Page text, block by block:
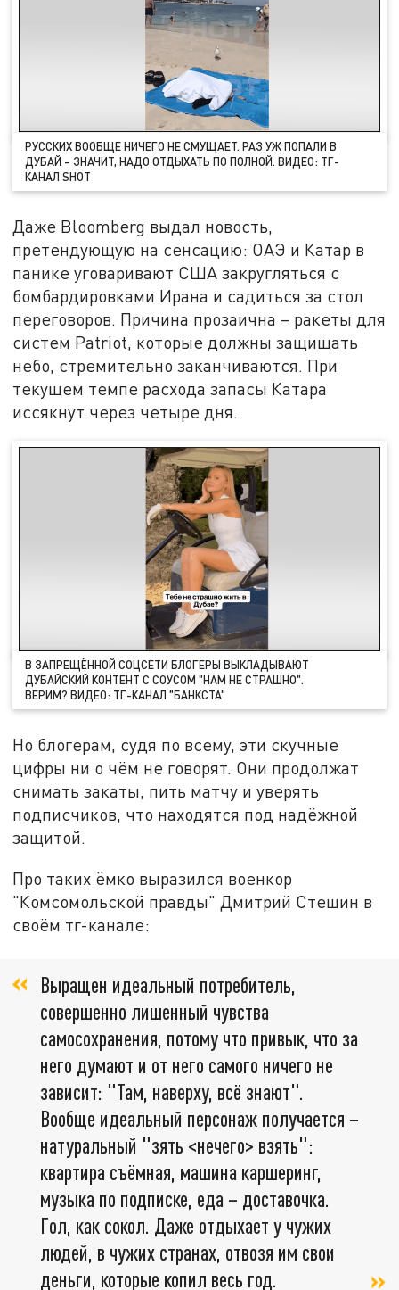
РУССКИХ ВООБЩЕ НИЧЕГО НЕ СМУЩАЕТ. РАЗ УЖ ПОПАЛИ В
ДУБАЙ – ЗНАЧИТ, НАДО ОТДЫХАТЬ ПО ПОЛНОЙ. ВИДЕО: ТГ-
КАНАЛ SHOT
Даже Bloomberg выдал новость,
претендующую на сенсацию: ОАЭ и Катар в
панике уговаривают США закругляться с
бомбардировками Ирана и садиться за стол
переговоров. Причина прозаична – ракеты для
систем Patriot, которые должны защищать
небо, стремительно заканчиваются. При
текущем темпе расхода запасы Катара
иссякнут через четыре дня.
В ЗАПРЕЩЁННОЙ СОЦСЕТИ БЛОГЕРЫ ВЫКЛАДЫВАЮТ
ДУБАЙСКИЙ КОНТЕНТ С СОУСОМ "НАМ НЕ СТРАШНО".
ВЕРИМ? ВИДЕО: ТГ-КАНАЛ "БАНКСТА"
Но блогерам, судя по всему, эти скучные
цифры ни о чём не говорят. Они продолжат
снимать закаты, пить матчу и уверять
подписчиков, что находятся под надёжной
защитой.
Про таких ёмко выразился военкор
"Комсомольской правды" Дмитрий Стешин в
своём тг-канале:
Выращен идеальный потребитель,
совершенно лишенный чувства
самосохранения, потому что привык, что за
него думают и от него самого ничего не
зависит: "Там, наверху, всё знают".
Вообще идеальный персонаж получается –
натуральный "зять <нечего> взять":
квартира съёмная, машина каршеринг,
музыка по подписке, еда – доставочка.
Гол, как сокол. Даже отдыхает у чужих
людей, в чужих странах, отвозя им свои
деньги, которые копил весь год.